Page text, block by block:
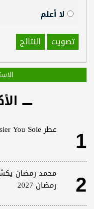
لا أعلم
تصويت
النتائج
1 عطر Glossier You Soie لإطلالة صباحية واثقة
2
محمد رمضان
رمضان 2027